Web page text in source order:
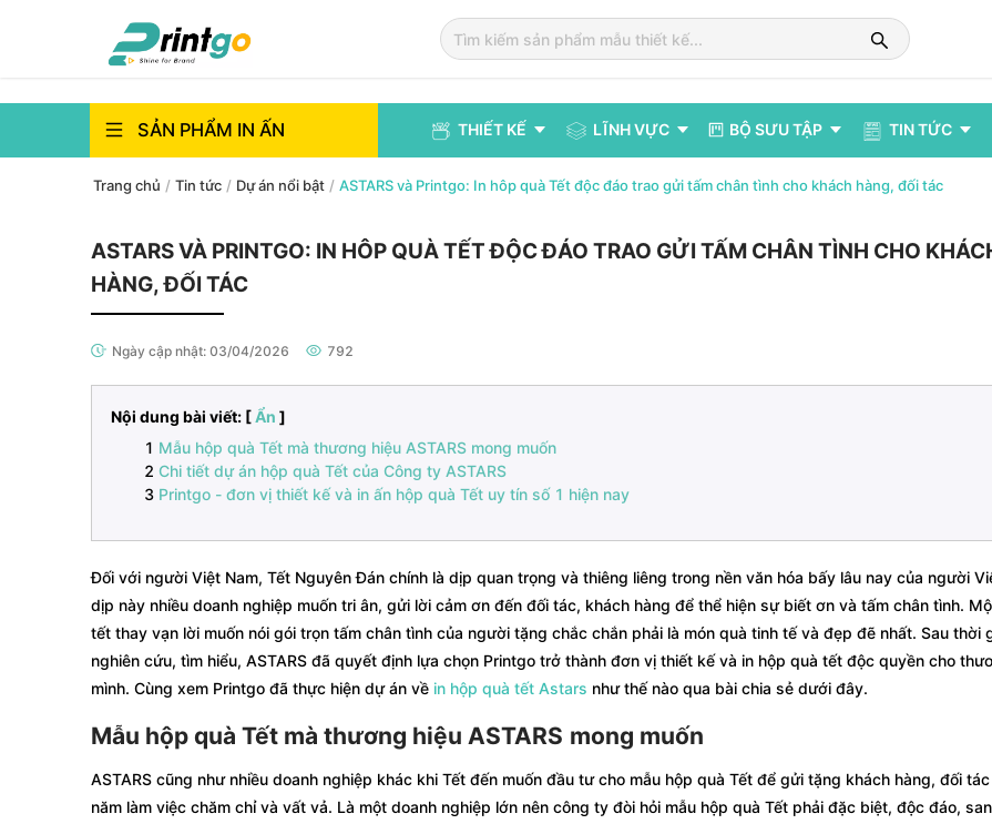
SẢN PHẨM IN ẤN THIẾT KẾ LĨNH VỰC BỘ SƯU TẬP TIN TỨC
Trang chủ / Tin tức / Dự án nổi bật / ASTARS và Printgo: In hôp quà Tết độc đáo trao gửi tấm chân tình cho khách hàng, đối tác
ASTARS VÀ PRINTGO: IN HÔP QUÀ TẾT ĐỘC ĐÁO TRAO GỬI TẤM CHÂN TÌNH CHO
HÀNG, ĐỐI TÁC
Ngày cập nhật: 03/04/2026 792
Nội dung bài viết: [Ẩn ]
Mẫu hộp quà Tết mà thương hiệu ASTARS mong muốn
Chi tiết dự án hộp quà Tết của Công ty ASTARS
Printgo - đơn vị thiết kế và in ấn hộp quà Tết uy tín số 1 hiện nay
Đối với người Việt Nam, Tết Nguyên Đán chính là dịp quan trọng và thiêng liêng trong nền văn hóa bấy lâu nay của người
dịp này nhiều doanh nghiệp muốn tri ân, gửi lời cảm ơn đến đối tác, khách hàng để thể hiện sự biết ơn và tấm chân tình.
tết thay vạn lời muốn nói gói trọn tấm chân tình của người tặng chắc chắn phải là món quà tinh tế và đẹp đẽ nhất. Sau thời
nghiên cứu, tìm hiểu, ASTARS đã quyết định lựa chọn Printgo trở thành đơn vị thiết kế và in hộp quà tết độc quyền cho
mình. Cùng xem Printgo đã thực hiện dự án về in hộp quà tết Astars như thế nào qua bài chia sẻ dưới đây.
Mẫu hộp quà Tết mà thương hiệu ASTARS mong muốn
ASTARS cũng như nhiều doanh nghiệp khác khi Tết đến muốn đầu tư cho mẫu hộp quà Tết để gửi tặng khách hàng, đối
năm làm việc chăm chỉ và vất vả. Là một doanh nghiệp lớn nên công ty đòi hỏi mẫu hộp quà Tết phải đặc biệt, độc đáo,